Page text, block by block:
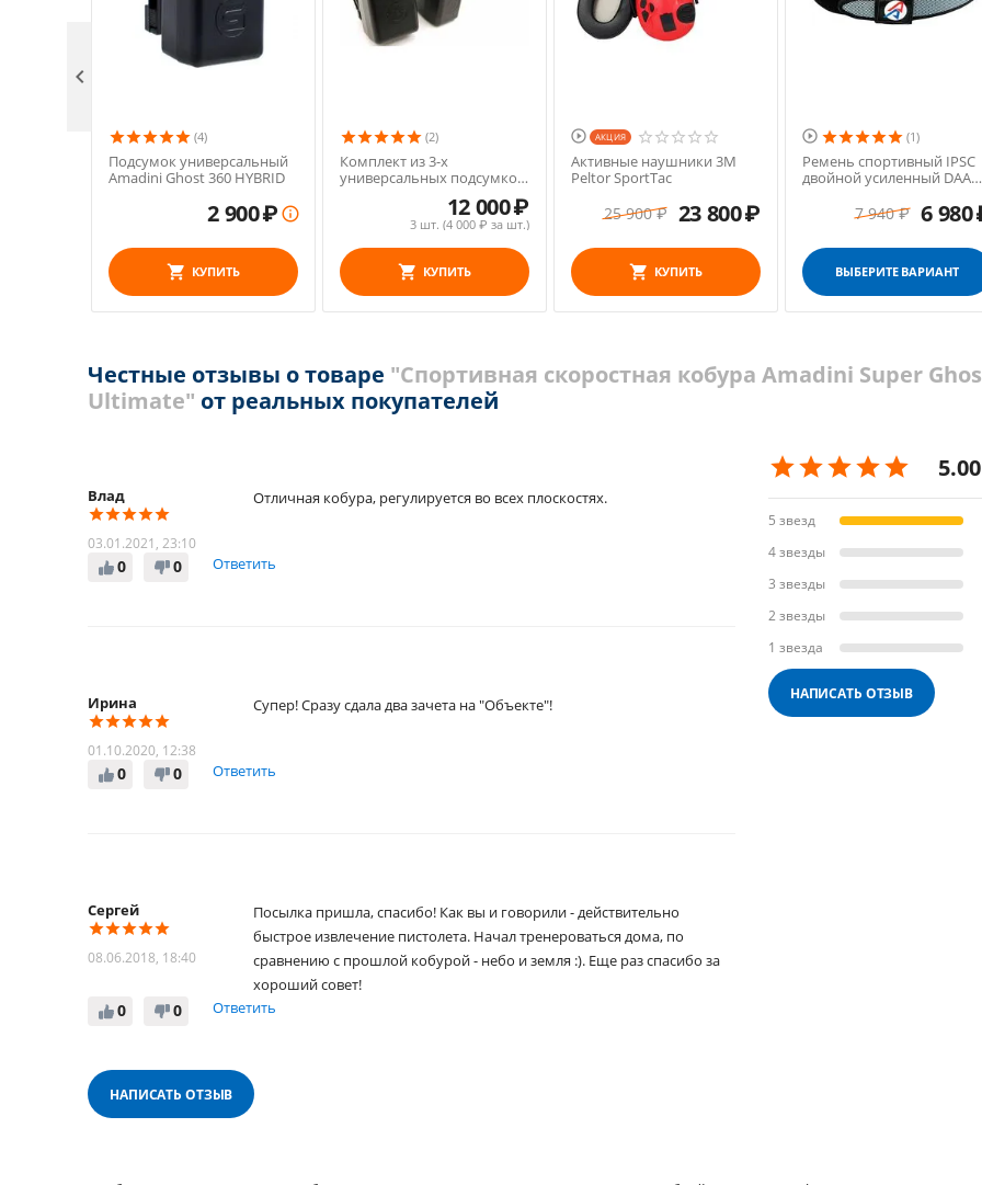
(4)
Подсумок универсальный
Amadini Ghost 360 HYBRID
2 900₽ 
КУПИТЬ
(2)
Комплект из 3-х
универсальных подсумков
12 000₽
3 шт. (4 000 ₽ за шт.)
КУПИТЬ
 AКЦИЯ
Активные наушники 3M
Peltor SportTac
25 900 ₽ 23 800₽
КУПИТЬ
 (1)
Ремень спортивный IPSC
двойной усиленный DAA
7 940 ₽ 6 980
ВЫБЕРИТЕ ВАРИАНТ

Честные отзывы о товаре "Спортивная скоростная кобура Amadini Super
Ultimate" от реальных покупателей
Влад
03.01.2021, 23:10
Отличная кобура, регулируется во всех плоскостях.
0
0 Ответить
Ирина
01.10.2020, 12:38
Супер! Сразу сдала два зачета на "Объекте"!
0
0 Ответить
Сергей
08.06.2018, 18:40
Посылка пришла, спасибо! Как вы и говорили - действительно
быстрое извлечение пистолета. Начал тренероваться дома, по
сравнению с прошлой кобурой - небо и земля :). Еще раз спасибо за
хороший совет!
0
0 Ответить
НАПИСАТЬ ОТЗЫВ
5 звезд
4 звезды
3 звезды
2 звезды
1 звезда
НАПИСАТЬ ОТЗЫВ